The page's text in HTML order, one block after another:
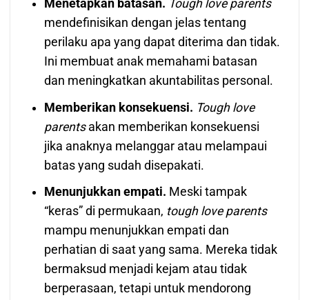
Menetapkan batasan. Tough love parents
mendefinisikan dengan jelas tentang
perilaku apa yang dapat diterima dan tidak.
Ini membuat anak memahami batasan
dan meningkatkan akuntabilitas personal.
Memberikan konsekuensi. Tough love
parentsakan memberikan konsekuensi
jika anaknya melanggar atau melampaui
batas yang sudah disepakati.
Menunjukkan empati. Meski tampak
“keras” di permukaan, tough love parents
mampu menunjukkan empati dan
perhatian di saat yang sama. Mereka tidak
bermaksud menjadi kejam atau tidak
berperasaan, tetapi untuk mendorong